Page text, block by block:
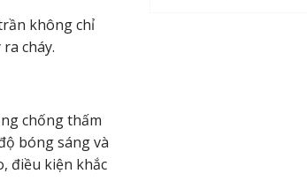
không chỉ
cháy.
chống thấm
bóng sáng và
điều kiện khắc